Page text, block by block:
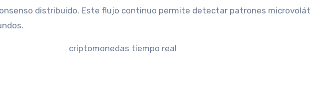
distribuido. Este flujo continuo permite detectar patrones